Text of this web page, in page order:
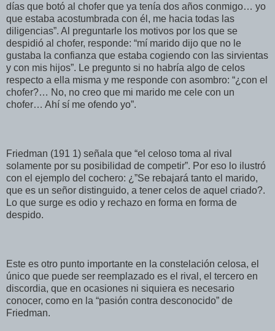
días que botó al chofer que ya tenía dos años conmigo… yo
que estaba acostumbrada con él, me hacia todas las
diligencias”. Al preguntarle los motivos por los que se
despidió al chofer, responde: “mí marido dijo que no le
gustaba la confianza que estaba cogiendo con las sirvientas
y con mis hijos”. Le pregunto si no habría algo de celos
respecto a ella misma y me responde con asombro: “¿con el
chofer?… No, no creo que mi marido me cele con un
chofer… Ahí sí me ofendo yo”.
Friedman (191 1) señala que “el celoso toma al rival
solamente por su posibilidad de competir”. Por eso lo ilustró
con el ejemplo del cochero: ¿”Se rebajará tanto el marido,
que es un señor distinguido, a tener celos de aquel criado?.
Lo que surge es odio y rechazo en forma en forma de
despido.
Este es otro punto importante en la constelación celosa, el
único que puede ser reemplazado es el rival, el tercero en
discordia, que en ocasiones ni siquiera es necesario
conocer, como en la “pasión contra desconocido” de
Friedman.